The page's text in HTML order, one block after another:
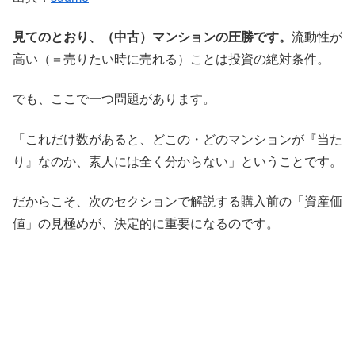
見てのとおり、（中古）マンションの圧勝です。 流動性が
高い（＝売りたい時に売れる）ことは投資の絶対条件。
でも、ここで一つ問題があります。
「これだけ数があると、どこの・どのマンションが『当た
り』なのか、素人には全く分からない」ということです。
だからこそ、次のセクションで解説する購入前の「資産価
値」の見極めが、決定的に重要になるのです。